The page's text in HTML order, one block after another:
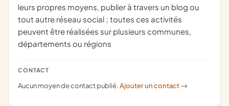
leurs propres moyens, publier à travers un blog ou
tout autre réseau social ; toutes ces activités
peuvent être réalisées sur plusieurs communes,
départements ou régions
CONTACT
Aucun moyen de contact publié.Ajouter un contact ->